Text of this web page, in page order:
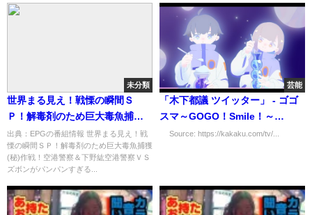
未分類
世界まる見え！戦慄の瞬間Ｓ
Ｐ！解毒剤のため巨大毒魚捕獲
(秘)作戦！空港警察＆下野紘[字]
…の番組内容解析まとめ
出典：EPGの番組情報 世界まる見え！戦
慄の瞬間ＳＰ！解毒剤のため巨大毒魚捕獲
(秘)作戦！空港警察＆下野紘空港警察ＶＳ
ズボンがパンパンすぎる...
芸能
「木下都議 ツイッター」 - ゴゴ
スマ～GOGO！Smile！～
（TBS）
Source: https://kakaku.com/tv/...